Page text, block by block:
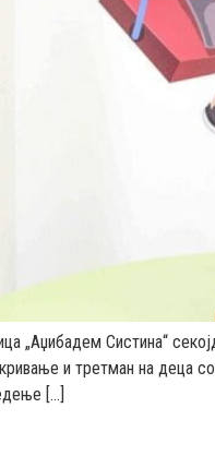
„Аџибадем Систина“
и третман на деца
[…]